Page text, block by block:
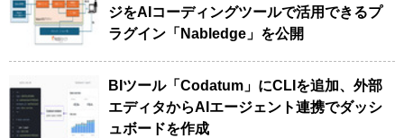
ジをAIコーディングツールで活用できるプ
ラグイン「Nabledge」を公開
BIツール「Codatum」にCLIを追加、外部
エディタからAIエージェント連携でダッシ
ュボードを作成